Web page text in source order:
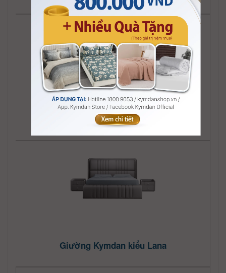
Giường Kymdan kiểu Juliet
Giường Kymdan kiểu Lana